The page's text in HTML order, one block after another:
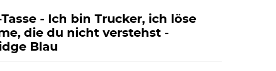
- Ich bin Trucker, ich löse
die du nicht verstehst -
Blau